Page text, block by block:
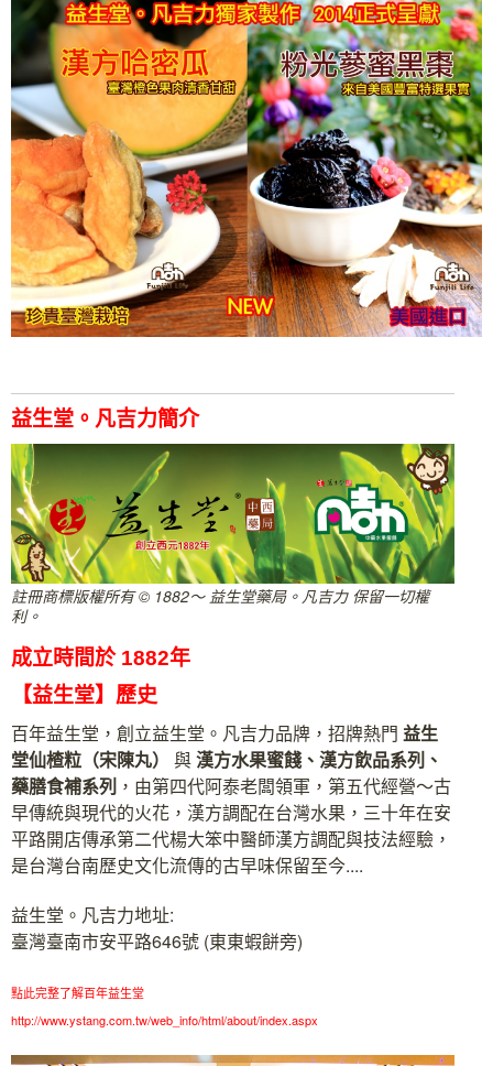
益生堂。凡吉力簡介
註冊商標版權所有 © 1882～ 益生堂藥局。凡吉力 保留一切權
利。
成立時間於 1882年
【益生堂】歷史
百年益生堂，創立益生堂。凡吉力品牌，招牌熱門 益生
堂仙楂粒（宋陳丸） 與漢方水果蜜餞、漢方飲品系列、
藥膳食補系列 ，由第四代阿泰老闆領軍，第五代經營～古
早傳統與現代的火花，漢方調配在台灣水果，三十年在安
平路開店傳承第二代楊大笨中醫師漢方調配與技法經驗，
是台灣台南歷史文化流傳的古早味保留至今....
益生堂。凡吉力地址:
臺灣臺南市安平路646號 (東東蝦餅旁)
點此完整了解百年益生堂
http://www.ystang.com.tw/web_info/html/about/index.aspx